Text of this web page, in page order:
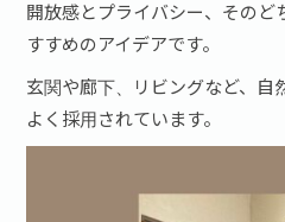
開放感とプライバシー、そのど
すすめのアイデアです。
玄関や廊下、リビングなど、自
よく採用されています。